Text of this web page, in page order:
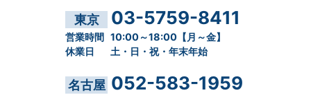
東京 03-5759-8411
営業時間 10:00～18:00【月～金】
休業日
土・日・祝・年末年始
名古屋 052-583-1959